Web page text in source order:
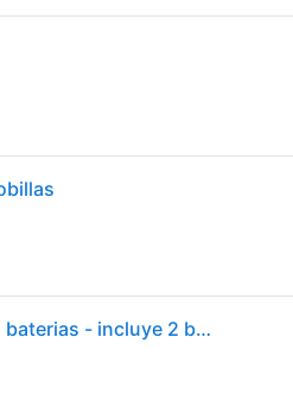
Taladro a batería dewalt 12v brushless - 2 baterias - incluye 2 baterías li-ion 2ah, cargador multi-voltaje xr, pinza para cinturón y maletín tstak - dcd701d2-qw